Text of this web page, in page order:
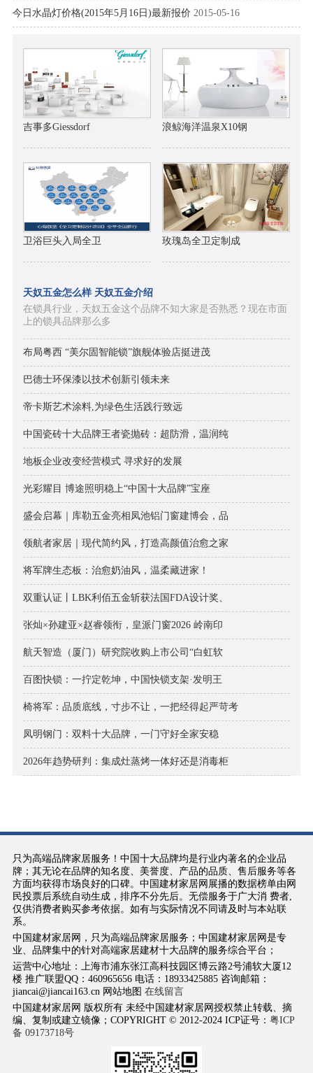
今日水晶灯价格(2015年5月16日)最新报价 2015-05-16
吉事多Giessdorf 浪鲸海洋温泉X10钢
卫浴巨头入局全卫 玫瑰岛全卫定制成
天奴五金怎么样 天奴五金介绍
在锁具行业，天奴五金这个品牌不知大家是否熟悉？现在市面
上的锁具品牌那么多
布局粤西 “美尔固智能锁”旗舰体验店挺进茂
巴德士环保漆以技术创新引领未来
帝卡斯艺术涂料,为绿色生活践行致远
中国瓷砖十大品牌王者瓷抛砖：超防滑，温润纯
地板企业改变经营模式 寻求好的发展
光彩耀目 博途照明稳上“中国十大品牌”宝座
盛会启幕｜库勒五金亮相凤池铝门窗建博会，品
领航者家居｜现代简约风，打造高颜值治愈之家
将军牌生态板：治愈奶油风，温柔藏进家！
双重认证丨LBK利佰五金斩获法国FDA设计奖、
张灿×孙建亚×赵睿领衔，皇派门窗2026 岭南印
航天智造（厦门）研究院收购上市公司“白虹软
百图快锁：一拧定乾坤，中国快锁支架·发明王
椅将军：品质底线，寸步不让，一把经得起严苛考
凤明钢门：双料十大品牌，一门守好全家安稳
2026年趋势研判：集成灶蒸烤一体好还是消毒柜
只为高端品牌家居服务！中国十大品牌均是行业内著名的企业品
牌；其无论在品牌的知名度、美誉度、产品的品质、售后服务等各
方面均获得市场良好的口碑。中国建材家居网展播的数据榜单由网
民投票后系统自动生成，排序不分先后。无偿服务于广大消 费者,
仅供消费者购买参考依据。如有与实际情况不同请及时与本站联
系。
中国建材家居网，只为高端品牌家居服务；中国建材家居网是专
业、品牌集中的针对高端家居建材十大品牌的服务综合平台；
运营中心地址：上海市浦东张江高科技园区博云路2号浦软大厦12
楼 推广联盟QQ：460965656 电话：18933425885 咨询邮箱：
jiancai@jiancai163.cn 网站地图 在线留言
中国建材家居网 版权所有 未经中国建材家居网授权禁止转载、摘
编、复制或建立镜像；COPYRIGHT © 2012-2024 ICP证号： 粤ICP
备 09173718号